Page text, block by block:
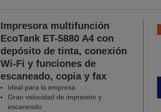
Impresora multifunción
EcoTank ET-5880 A4 con
depósito de tinta, conexión
Wi-Fi y funciones de
escaneado, copia y fax
Ideal para la empresa
Gran velocidad de impresión y
escaneado